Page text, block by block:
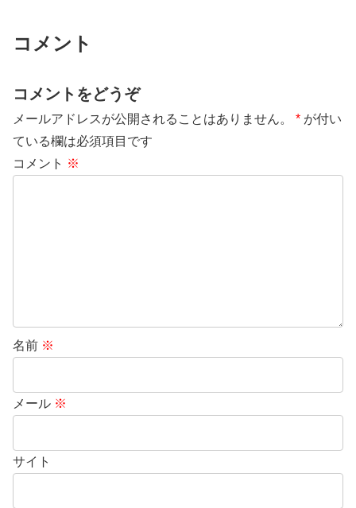
コメント
コメントをどうぞ
メールアドレスが公開されることはありません。 * が付い
ている欄は必須項目です
コメント ※
名前 ※
メール ※
サイト